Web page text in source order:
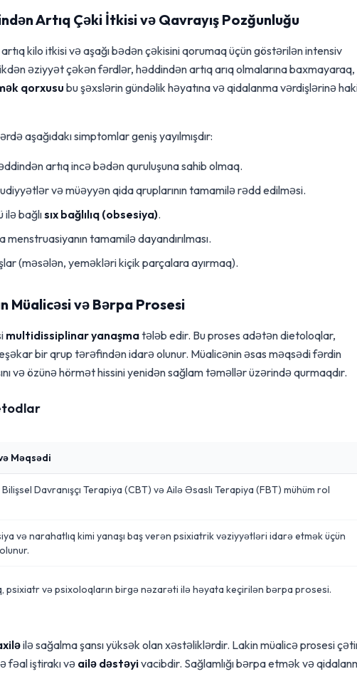
Artıq Çəki İtkisi və Qavrayış Pozğunluğu
kilo itkisi və aşağı bədən çəkisini qorumaq üçün göstərilən intensiv
əziyyət çəkən fərdlər, həddindən artıq arıq olmalarına baxmayaraq,
qorxusu bu şəxslərin gündəlik həyatına və qidalanma vərdişlərinə
aşağıdakı simptomlar geniş yayılmışdır:
artıq incə bədən quruluşuna sahib olmaq.
və müəyyən qida qruplarının tamamilə rədd edilməsi.
ilə bağlısıx bağlılıq (obsesiya).
menstruasiyanın tamamilə dayandırılması.
(məsələn, yeməkləri kiçik parçalara ayırmaq).
Müalicəsi və Bərpa Prosesi
multidissiplinar yanaşmatələb edir. Bu proses adətən dietoloqlar,
bir qrup tərəfindən idarə olunur. Müalicənin əsas məqsədi fərdin
və özünə hörmət hissini yenidən sağlam təməllər üzərində qurmaqdır.
Məqsədi
Davranışçı Terapiya (CBT) və Ailə Əsaslı Terapiya (FBT) mühüm rol
və narahatlıq kimi yanaşı baş verən psixiatrik vəziyyətləri idarə etmək üçün
psixiatr və psixoloqların birgə nəzarəti ilə həyata keçirilən bərpa prosesi.
ilə sağalma şansı yüksək olan xəstəliklərdir. Lakin müalicə prosesi
fəal iştirakı və ailə dəstəyivacibdir. Sağlamlığı bərpa etmək və